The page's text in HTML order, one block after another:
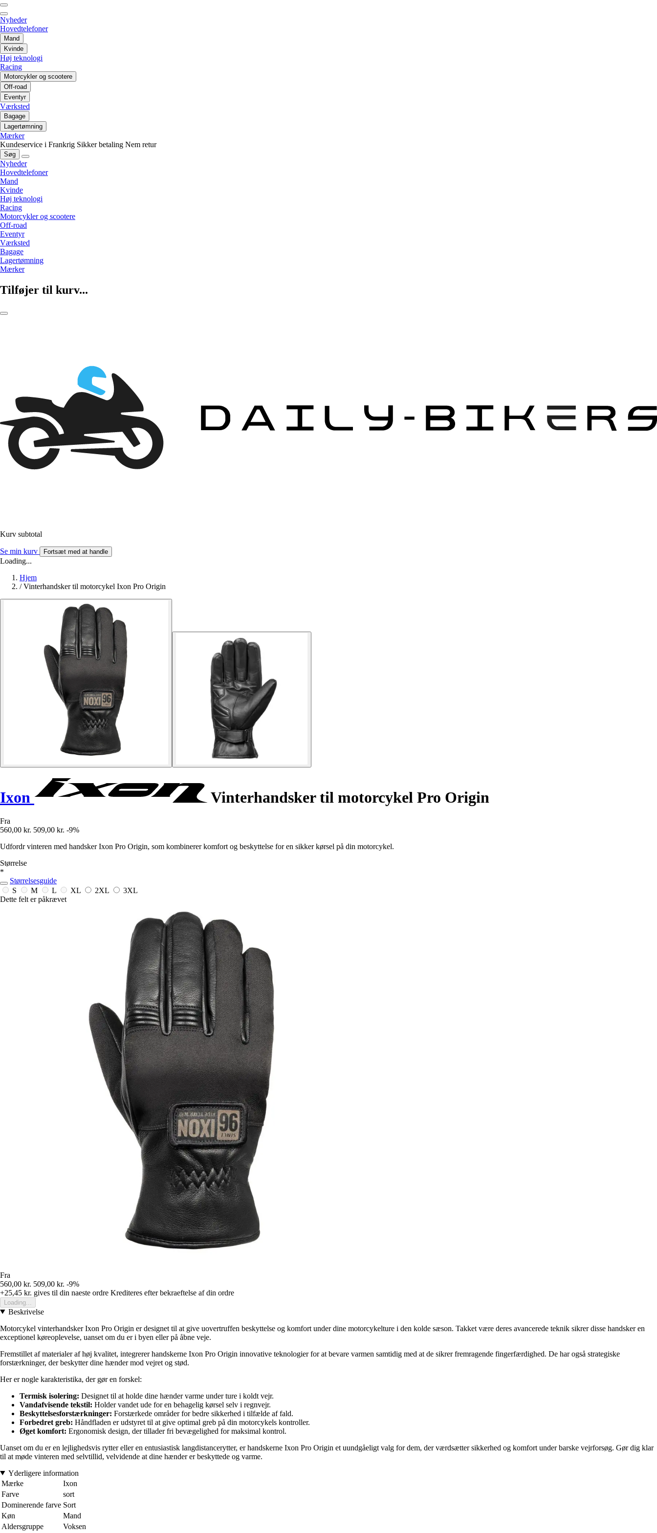
Nyheder
Hovedtelefoner
Mand
Kvinde
Høj teknologi
Racing
Motorcykler og scootere
Off-road
Eventyr
Værksted
Bagage
Lagertømning
Mærker
Kundeservice i Frankrig Sikker betaling Nem retur
Søg
Nyheder
Hovedtelefoner
Mand
Kvinde
Høj teknologi
Racing
Motorcykler og scootere
Off-road
Eventyr
Værksted
Bagage
Lagertømning
Mærker
Tilføjer til kurv...
Kurv subtotal
Se min kurv Fortsæt med at handle
Loading...
Hjem
/ Vinterhandsker til motorcykel Ixon Pro Origin
Ixon Vinterhandsker til motorcykel Pro Origin
Fra
560,00 kr. 509,00 kr. -9%
Udfordr vinteren med handsker Ixon Pro Origin, som kombinerer komfort og beskyttelse for en sikker kørsel på din motorcykel.
Størrelse
*
Størrelsesguide
S
M L XL 2XL
3XL
Dette felt er påkrævet
Fra
560,00 kr. 509,00 kr. -9%
+25,45 kr. gives til din naeste ordre Krediteres efter bekraeftelse af din ordre
Loading...
Beskrivelse
Motorcykel vinterhandsker Ixon Pro Origin er designet til at give uovertruffen beskyttelse og komfort under dine motorcykelture i den kolde sæson. Takket være deres avancerede teknik sikrer disse handsker en
exceptionel køreoplevelse, uanset om du er i byen eller på åbne veje.
Fremstillet af materialer af høj kvalitet, integrerer handskerne Ixon Pro Origin innovative teknologier for at bevare varmen samtidig med at de sikrer fremragende fingerfærdighed. De har også strategiske
forstærkninger, der beskytter dine hænder mod vejret og stød.
Her er nogle karakteristika, der gør en forskel:
Termisk isolering: Designet til at holde dine hænder varme under ture i koldt vejr.
Vandafvisende tekstil: Holder vandet ude for en behagelig kørsel selv i regnvejr.
Beskyttelsesforstærkninger: Forstærkede områder for bedre sikkerhed i tilfælde af fald.
Forbedret greb: Håndfladen er udstyret til at give optimal greb på din motorcykels kontroller.
Øget komfort: Ergonomisk design, der tillader fri bevægelighed for maksimal kontrol.
Uanset om du er en lejlighedsvis rytter eller en entusiastisk langdistancerytter, er handskerne Ixon Pro Origin et uundgåeligt valg for dem, der værdsætter sikkerhed og komfort under barske vejrforsøg. Gør dig klar
til at møde vinteren med selvtillid, velvidende at dine hænder er beskyttede og varme.
Yderligere information
Mærke
Ixon
Farve
sort
Dominerende farve Sort
Køn
Mand
Aldersgruppe
Voksen